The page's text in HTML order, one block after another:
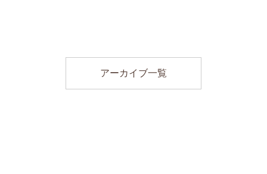
アーカイブ一覧